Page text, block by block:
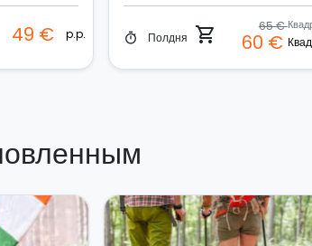
49 € p.p. timer Полдня shopping_cart 65 €
60 €